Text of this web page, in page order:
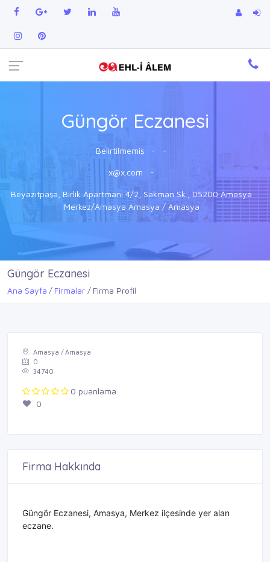
Güngör Eczanesi
Belirtilmemiş - -
x@x.com -
Beyazıtpaşa, Birlik Apartmanı 4/2, Sakman Sk., 05200 Amasya
Merkez/Amasya Amasya / Amasya
Güngör Eczanesi
Ana Sayfa Firmalar Firma Profil
Amasya / Amasya
0
34740
0 puanlama.
0
Firma Hakkında
Güngör Eczanesi, Amasya, Merkez ilçesinde yer alan
eczane.